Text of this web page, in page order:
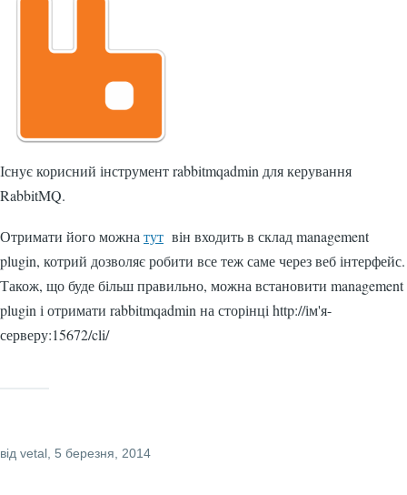
Існує корисний інструмент rabbitmqadmin для керування
RabbitMQ.
Отримати його можна тут він входить в склад management
plugin, котрий дозволяє робити все теж саме через веб інтерфейс.
Також, що буде більш правильно, можна встановити management
plugin і отримати rabbitmqadmin на сторінці http://ім'я-
серверу:15672/cli/
від vetal , 5 березня, 2014